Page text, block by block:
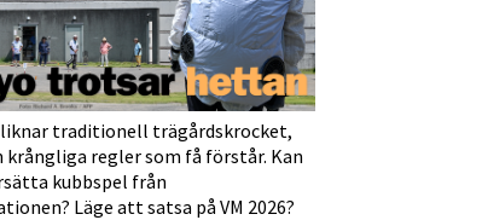
traditionell trägårdskrocket,
krångliga regler som få förstår. Kan
kubbspel från
Läge att satsa på VM 2026?